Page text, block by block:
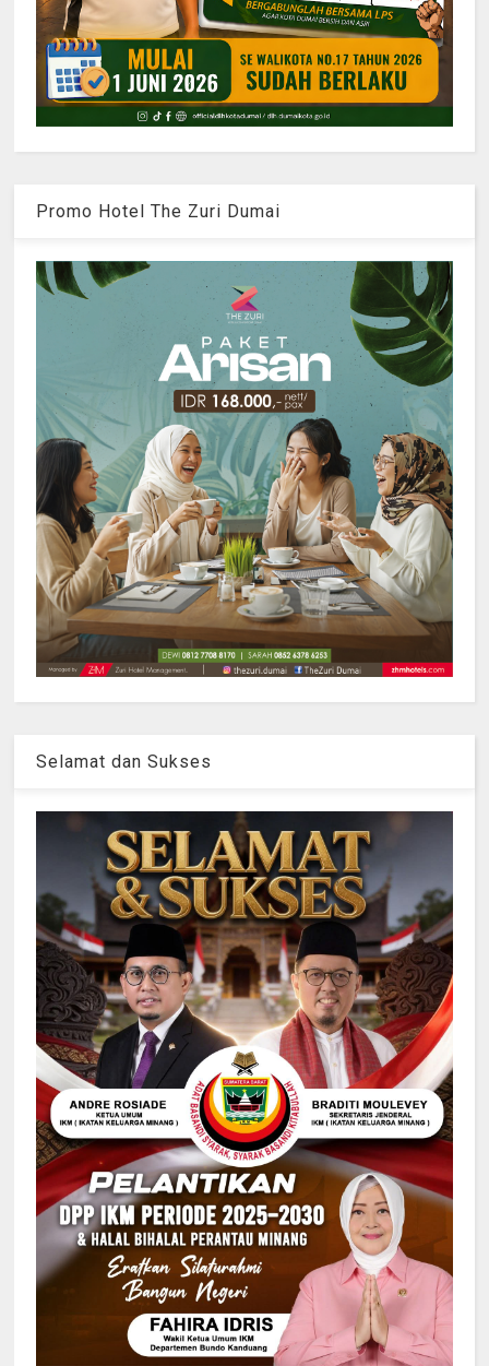
Promo Hotel The Zuri Dumai
Selamat dan Sukses